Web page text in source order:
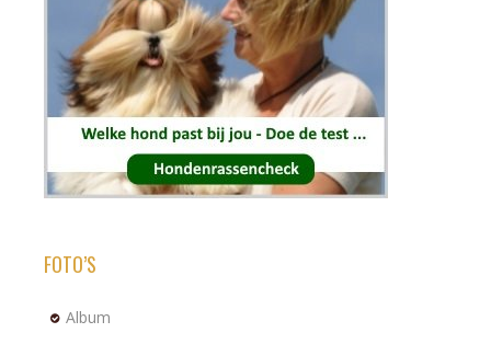
FOTO’S
Album